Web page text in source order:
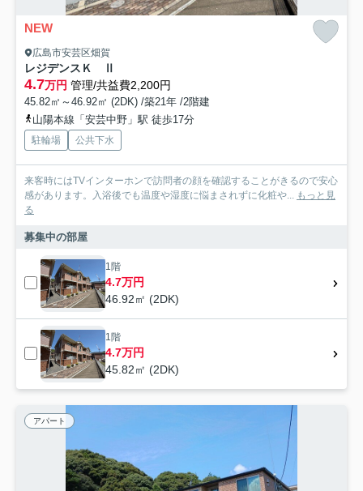
NEW
広島市安芸区畑賀
レジデンスＫ Ⅱ
4.7万円 管理/共益費2,200円
45.82㎡～46.92㎡ (2DK) /築21年 /2階建
山陽本線「安芸中野」駅 徒歩17分
駐輪場 公共下水
来客時にはTVインターホンで訪問者の顔を確認することがきるので安心
感があります。入浴後でも温度や湿度に悩まされずに化粧や... もっと見
る
募集中の部屋
1階
4.7万円
46.92㎡ (2DK)
1階
4.7万円
45.82㎡ (2DK)
アパート